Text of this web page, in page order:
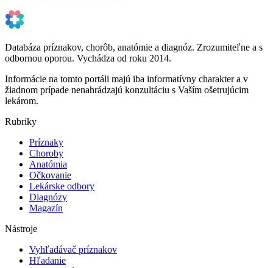
Databáza príznakov, chorôb, anatómie a diagnóz. Zrozumiteľne a s
odbornou oporou. Vychádza od roku 2014.
Informácie na tomto portáli majú iba informatívny charakter a v
žiadnom prípade nenahrádzajú konzultáciu s Vaším ošetrujúcim
lekárom.
Rubriky
Príznaky
Choroby
Anatómia
Očkovanie
Lekárske odbory
Diagnózy
Magazín
Nástroje
Vyhľadávač príznakov
Hľadanie